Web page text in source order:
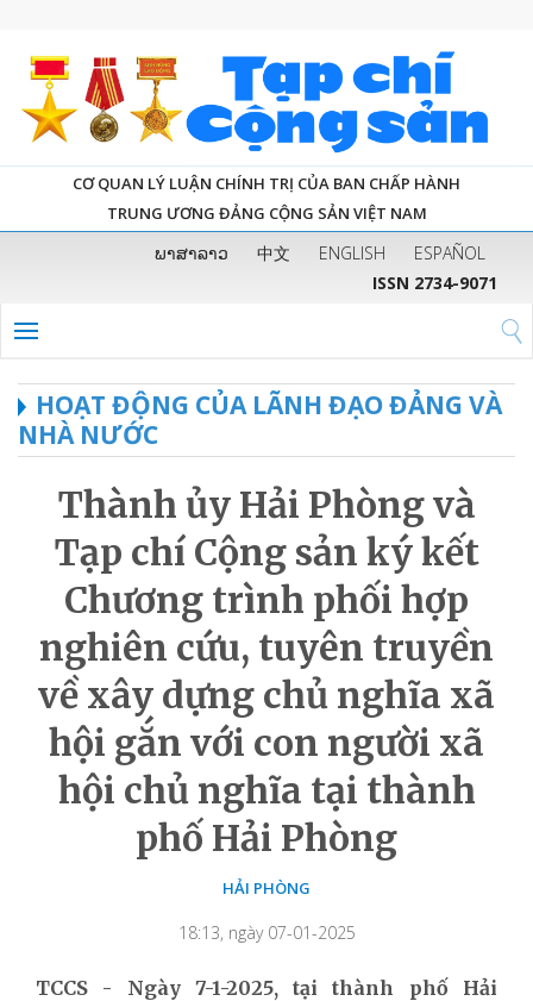
CƠ QUAN LÝ LUẬN CHÍNH TRỊ CỦA BAN CHẤP HÀNH
TRUNG ƯƠNG ĐẢNG CỘNG SẢN VIỆT NAM
ພາສາລາວ 中文 ENGLISH
ESPAÑOL
ISSN 2734-9071
HOẠT ĐỘNG CỦA LÃNH ĐẠO ĐẢNG VÀ
NHÀ NƯỚC
Thành ủy Hải Phòng và
Tạp chí Cộng sản ký kết
Chương trình phối hợp
nghiên cứu, tuyên truyền
về xây dựng chủ nghĩa xã
hội gắn với con người xã
hội chủ nghĩa tại thành
phố Hải Phòng
HẢI PHÒNG
18:13, ngày 07-01-2025
TCCS - Ngày 7-1-2025, tại thành phố Hải